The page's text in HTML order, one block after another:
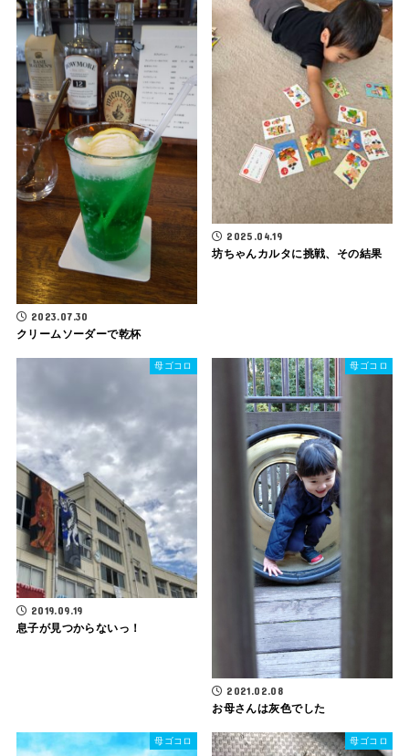
2023.07.30
クリームソーダーで乾杯
2025.04.19
坊ちゃんカルタに挑戦、その結果
母ゴコロ
2019.09.19
息子が見つからないっ！
母ゴコロ
2021.02.08
お母さんは灰色でした
母ゴコロ 母ゴコロ